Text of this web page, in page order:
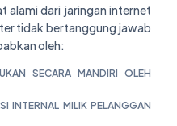
alami dari jaringan internet
tidak bertanggung jawab
oleh:
SECARA MANDIRI OLEH
INTERNAL MILIK PELANGGAN